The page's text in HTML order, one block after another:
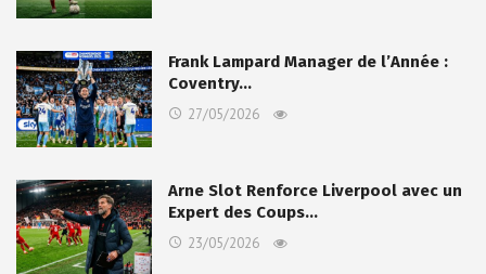
Frank Lampard Manager de l’Année :
Coventry…
27/05/2026
Arne Slot Renforce Liverpool avec un
Expert des Coups…
23/05/2026